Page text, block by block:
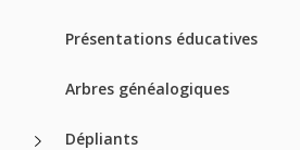
Présentations éducatives
Arbres généalogiques
Dépliants